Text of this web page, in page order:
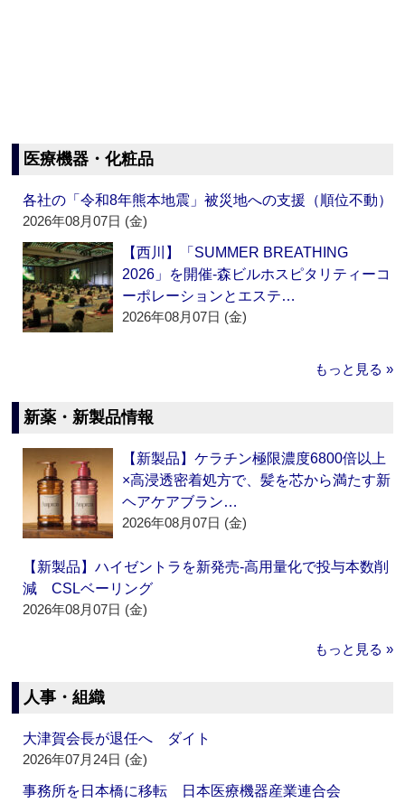
医療機器・化粧品
各社の「令和8年熊本地震」被災地への支援（順位不動）
2026年08月07日 (金)
【西川】「SUMMER BREATHING
2026」を開催‐森ビルホスピタリティーコ
ーポレーションとエステ…
2026年08月07日 (金)
もっと見る »
新薬・新製品情報
【新製品】ケラチン極限濃度6800倍以上
×高浸透密着処方で、髪を芯から満たす新
ヘアケアブラン…
2026年08月07日 (金)
【新製品】ハイゼントラを新発売‐高用量化で投与本数削
減 CSLベーリング
2026年08月07日 (金)
もっと見る »
人事・組織
大津賀会長が退任へ ダイト
2026年07月24日 (金)
事務所を日本橋に移転 日本医療機器産業連合会